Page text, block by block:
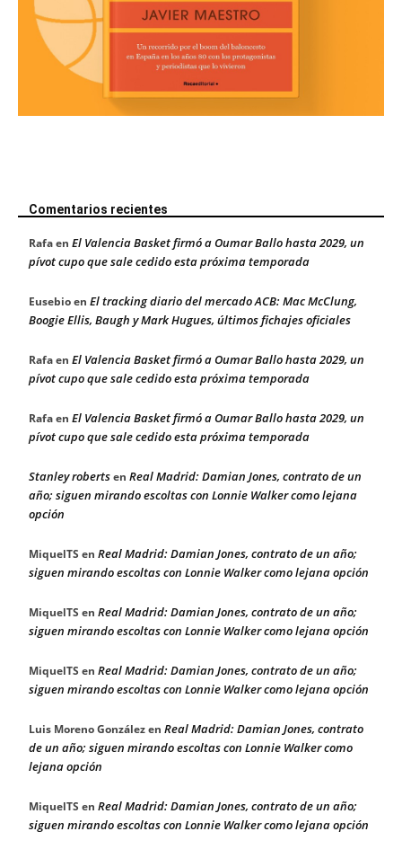
Comentarios recientes
Rafaen El Valencia Basket firmó a Oumar Ballo hasta 2029, un
pívot cupo que sale cedido esta próxima temporada
Eusebioen El tracking diario del mercado ACB: Mac McClung,
Boogie Ellis, Baugh y Mark Hugues, últimos fichajes oficiales
Rafaen El Valencia Basket firmó a Oumar Ballo hasta 2029, un
pívot cupo que sale cedido esta próxima temporada
Rafaen El Valencia Basket firmó a Oumar Ballo hasta 2029, un
pívot cupo que sale cedido esta próxima temporada
Stanley robertsen Real Madrid: Damian Jones, contrato de un
año; siguen mirando escoltas con Lonnie Walker como lejana
opción
MiquelTS en Real Madrid: Damian Jones, contrato de un año;
siguen mirando escoltas con Lonnie Walker como lejana opción
MiquelTS en Real Madrid: Damian Jones, contrato de un año;
siguen mirando escoltas con Lonnie Walker como lejana opción
MiquelTS en Real Madrid: Damian Jones, contrato de un año;
siguen mirando escoltas con Lonnie Walker como lejana opción
Luis Moreno Gonzálezen Real Madrid: Damian Jones, contrato
de un año; siguen mirando escoltas con Lonnie Walker como
lejana opción
MiquelTS en Real Madrid: Damian Jones, contrato de un año;
siguen mirando escoltas con Lonnie Walker como lejana opción